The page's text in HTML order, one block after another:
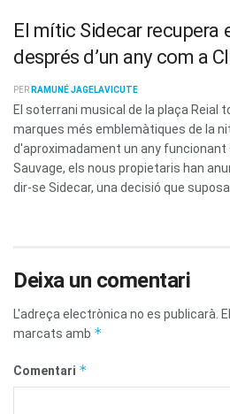
El mític Sidecar recupera
després d’un any com a
PER RAMUNÉ JAGELAVICUTE
El soterrani musical de la plaça Reial
marques més emblemàtiques de la
d'aproximadament un any funcionant
Sauvage, els nous propietaris han
dir-se Sidecar, una decisió que suposa
Deixa un comentari
L'adreça electrònica no es publicarà.
marcats amb *
Comentari *